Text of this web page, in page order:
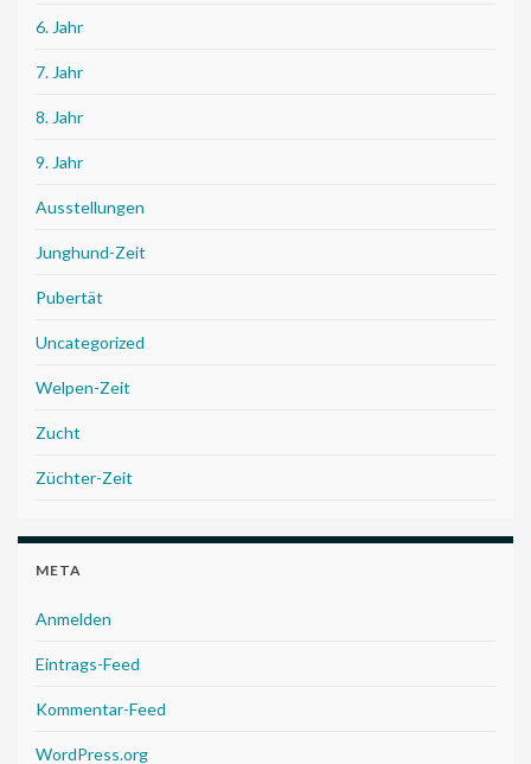
6. Jahr
7. Jahr
8. Jahr
9. Jahr
Ausstellungen
Junghund-Zeit
Pubertät
Uncategorized
Welpen-Zeit
Zucht
Züchter-Zeit
META
Anmelden
Eintrags-Feed
Kommentar-Feed
WordPress.org